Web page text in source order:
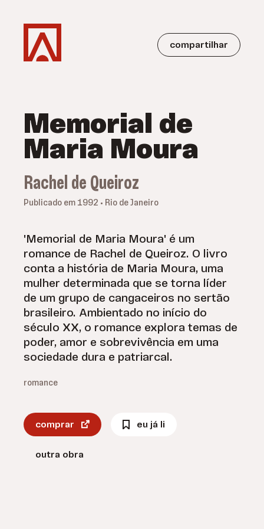
compartilhar
Memorial de
Maria Moura
Rachel de Queiroz
Publicado em 1992 • Rio de Janeiro
'Memorial de Maria Moura' é um
romance de Rachel de Queiroz. O livro
conta a história de Maria Moura, uma
mulher determinada que se torna líder
de um grupo de cangaceiros no sertão
brasileiro. Ambientado no início do
século XX, o romance explora temas de
poder, amor e sobrevivência em uma
sociedade dura e patriarcal.
romance
comprar eu já li
outra obra